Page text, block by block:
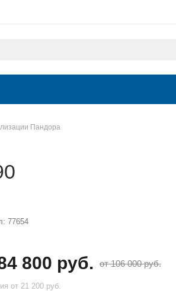
Пандора
77654
800 руб. от 106 000 руб.
от 21 200 руб.